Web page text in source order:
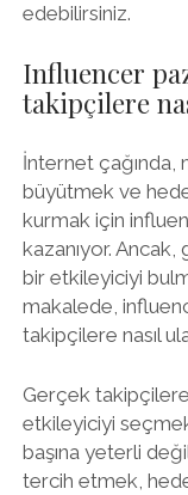
edebilirsiniz.
Influencer
takipçilere
İnternet çağında,
büyütmek ve
kurmak için
kazanıyor.
bir etkileyiciyi
makalede,
takipçilere nasıl
Gerçek takipçilere
etkileyiciyi
başına yeterli
tercih etmek,